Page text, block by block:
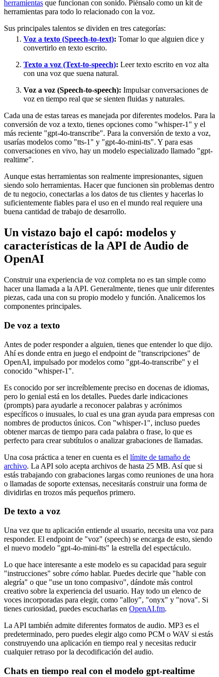
herramientas que funcionan con sonido. Piénsalo como un kit de
herramientas para todo lo relacionado con la voz.
Sus principales talentos se dividen en tres categorías:
Voz a texto (Speech-to-text): Tomar lo que alguien dice y
convertirlo en texto escrito.
Texto a voz (Text-to-speech): Leer texto escrito en voz alta
con una voz que suena natural.
Voz a voz (Speech-to-speech): Impulsar conversaciones de
voz en tiempo real que se sienten fluidas y naturales.
Cada una de estas tareas es manejada por diferentes modelos. Para la
conversión de voz a texto, tienes opciones como "whisper-1" y el
más reciente "gpt-4o-transcribe". Para la conversión de texto a voz,
usarías modelos como "tts-1" y "gpt-4o-mini-tts". Y para esas
conversaciones en vivo, hay un modelo especializado llamado "gpt-
realtime".
Aunque estas herramientas son realmente impresionantes, siguen
siendo solo herramientas. Hacer que funcionen sin problemas dentro
de tu negocio, conectarlas a los datos de tus clientes y hacerlas lo
suficientemente fiables para el uso en el mundo real requiere una
buena cantidad de trabajo de desarrollo.
Un vistazo bajo el capó: modelos y
características de la API de Audio de
OpenAI
Construir una experiencia de voz completa no es tan simple como
hacer una llamada a la API. Generalmente, tienes que unir diferentes
piezas, cada una con su propio modelo y función. Analicemos los
componentes principales.
De voz a texto
Antes de poder responder a alguien, tienes que entender lo que dijo.
Ahí es donde entra en juego el endpoint de "transcripciones" de
OpenAI, impulsado por modelos como "gpt-4o-transcribe" y el
conocido "whisper-1".
Es conocido por ser increíblemente preciso en docenas de idiomas,
pero lo genial está en los detalles. Puedes darle indicaciones
(prompts) para ayudarle a reconocer palabras y acrónimos
específicos o inusuales, lo cual es una gran ayuda para empresas con
nombres de productos únicos. Con "whisper-1", incluso puedes
obtener marcas de tiempo para cada palabra o frase, lo que es
perfecto para crear subtítulos o analizar grabaciones de llamadas.
Una cosa práctica a tener en cuenta es el límite de tamaño de
archivo. La API solo acepta archivos de hasta 25 MB. Así que si
estás trabajando con grabaciones largas como reuniones de una hora
o llamadas de soporte extensas, necesitarás construir una forma de
dividirlas en trozos más pequeños primero.
De texto a voz
Una vez que tu aplicación entiende al usuario, necesita una voz para
responder. El endpoint de "voz" (speech) se encarga de esto, siendo
el nuevo modelo "gpt-4o-mini-tts" la estrella del espectáculo.
Lo que hace interesante a este modelo es su capacidad para seguir
"instrucciones" sobre cómo hablar. Puedes decirle que "hable con
alegría" o que "use un tono compasivo", dándote más control
creativo sobre la experiencia del usuario. Hay todo un elenco de
voces incorporadas para elegir, como "alloy", "onyx" y "nova". Si
tienes curiosidad, puedes escucharlas en OpenAI.fm.
La API también admite diferentes formatos de audio. MP3 es el
predeterminado, pero puedes elegir algo como PCM o WAV si estás
construyendo una aplicación en tiempo real y necesitas reducir
cualquier retraso por la decodificación del audio.
Chats en tiempo real con el modelo gpt-realtime